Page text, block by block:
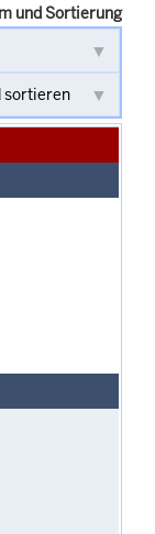
und Sortierung